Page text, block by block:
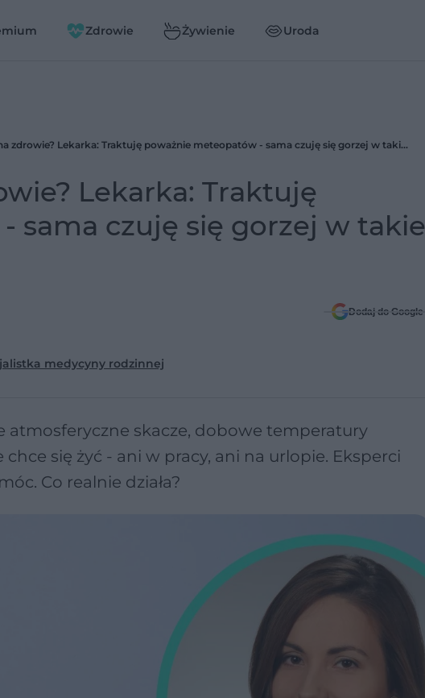
Zdrowie Żywienie Uroda
Biomet wpływa na zdrowie? Lekarka: Traktuję poważnie meteopatów - sama czuję się gorzej w takie dni
Lekarka: Traktuję
sama czuję się gorzej w takie
medycyny rodzinnej
Dodaj do Google
atmosferyczne skacze, dobowe temperatury
się żyć - ani w pracy, ani na urlopie. Eksperci
Co realnie działa?